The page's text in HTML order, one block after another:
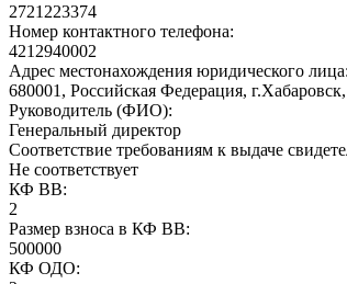
2721223374
Номер контактного телефона:
4212940002
Адрес местонахождения юридического лица:
680001, Российская Федерация,
Руководитель (ФИО):
Генеральный директор
Соответствие требованиям к выдаче
Не соответствует
КФ ВВ:
2
Размер взноса в КФ ВВ:
500000
КФ ОДО: